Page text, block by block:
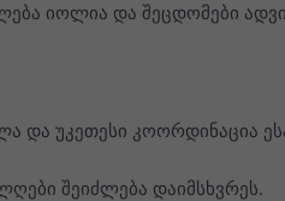
იოლია და შეცდომები
და უკეთესი კოორდინაცია
შეიძლება დაიმსხვრეს.